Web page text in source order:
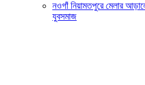
নওগাঁ নিয়ামতপুরে মেলার
যুবসমাজ